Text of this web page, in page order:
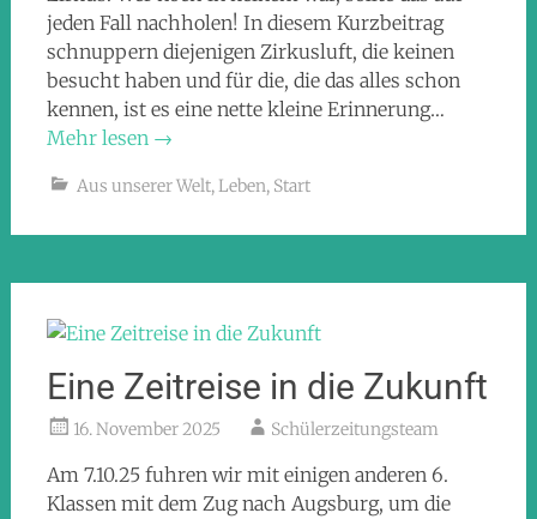
jeden Fall nachholen! In diesem Kurzbeitrag
schnuppern diejenigen Zirkusluft, die keinen
besucht haben und für die, die das alles schon
kennen, ist es eine nette kleine Erinnerung…
Mehr lesen →
Aus unserer Welt,Leben, Start
Eine Zeitreise in die Zukunft
16. November 2025 Schülerzeitungsteam
Am 7.10.25 fuhren wir mit einigen anderen 6.
Klassen mit dem Zug nach Augsburg, um die